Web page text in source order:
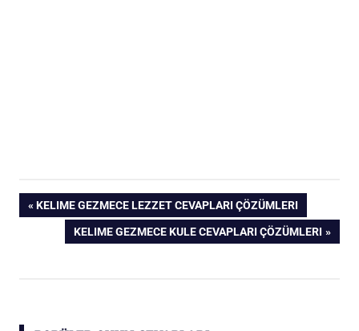
Post
navigation
PREVIOUS
POST:
KELIME GEZMECE LEZZET CEVAPLARI ÇÖZÜMLERI
NEXT
KELIME GEZMECE KULE CEVAPLARI ÇÖZÜMLERI